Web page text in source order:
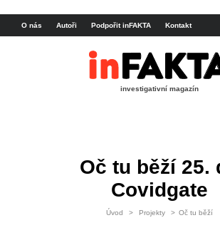
Oč tu běží 25.
Covidgate
Úvod > Projekty > Oč tu běží
investigativní magazín
O nás Autoři Podpořit inFAKTA Kontakt